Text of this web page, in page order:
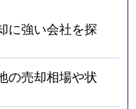
に強い会社を探
の売却相場や状